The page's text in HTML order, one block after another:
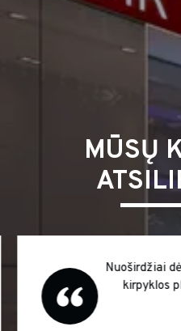
MŪSŲ
Nuoširdžiai
kirpyklos